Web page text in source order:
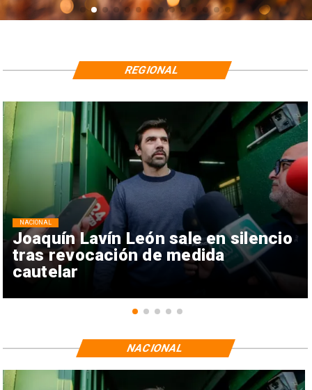
Joaquín Lavín León sale en silencio
tras revocación de medida
cautelar
NACIONAL
REGIONAL
NACIONAL